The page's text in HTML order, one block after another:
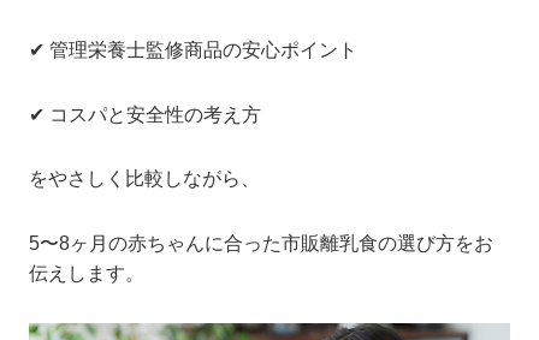
✔ 管理栄養士監修商品の安心ポイント
✔ コスパと安全性の考え方
をやさしく比較しながら、
5〜8ヶ月の赤ちゃんに合った市販離乳食の選び方をお
伝えします。